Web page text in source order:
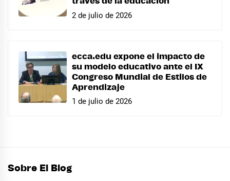
2 de julio de 2026
ecca.edu expone el impacto de
su modelo educativo ante el IX
Congreso Mundial de Estilos de
Aprendizaje
1 de julio de 2026
Sobre El Blog